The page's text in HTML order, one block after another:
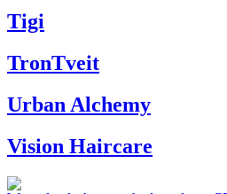
Tigi
TronTveit
Urban Alchemy
Vision Haircare